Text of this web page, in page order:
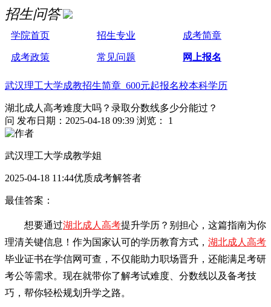
招生问答
学院首页 招生专业 成考简章
成考政策 常见问题 网上报名
武汉理工大学成教招生简章 600元起报名校本科学历
湖北成人高考难度大吗？录取分数线多少分能过？
问 发布日期：2025-04-18 09:39 浏览： 1
武汉理工大学成教学姐
2025-04-18 11:44优质成考解答者
最佳答案：
想要通过湖北成人高考提升学历？别担心，这篇指南为你
理清关键信息！作为国家认可的学历教育方式， 湖北成人高考
毕业证书在学信网可查，不仅能助力职场晋升，还能满足考研
考公等需求。现在就带你了解考试难度、分数线以及备考技
巧，帮你轻松规划升学之路。